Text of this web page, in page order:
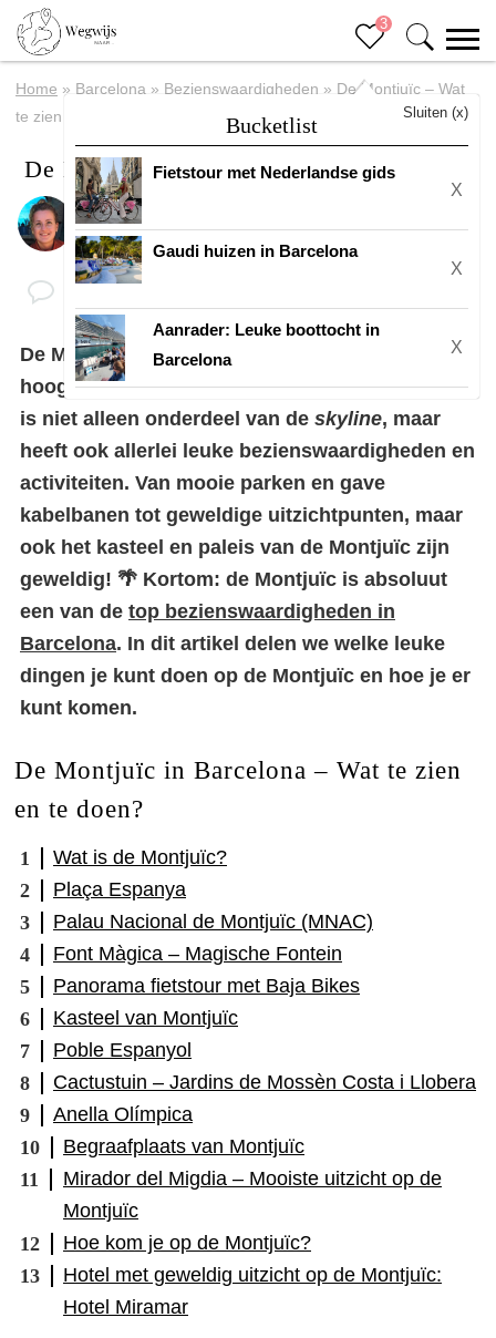
3
Bucketlist
Sluiten (x)
Fietstour met Nederlandse gids
X
Gaudi huizen in Barcelona
X
Aanrader: Leuke boottocht in
Barcelona
X
Home » Barcelona » Bezienswaardigheden » De Montjuïc – Wat
te zien en te doen?
De Montjuïc – Wat te zien en te doen?
DoorSuuz
De Motjuïc is letterlijk én figuurlijk een van de
hoogtepuntenin Barcelona🤩 Deze hoge berg
is niet alleen onderdeel van de skyline, maar
heeft ook allerlei leuke bezienswaardigheden en
activiteiten. Van mooie parken en gave
kabelbanen tot geweldige uitzichtpunten, maar
ook het kasteel en paleis van de Montjuïc zijn
geweldig! 🌴 Kortom: de Montjuïc is absoluut
een van de top bezienswaardigheden in
Barcelona. In dit artikel delen we welke leuke
dingen je kunt doen op de Montjuïc en hoe je er
kunt komen.
De Montjuïc in Barcelona – Wat te zien
en te doen?
Wat is de Montjuïc?
Plaça Espanya
Palau Nacional de Montjuïc (MNAC)
Font Màgica – Magische Fontein
Panorama fietstour met Baja Bikes
Kasteel van Montjuïc
Poble Espanyol
Cactustuin – Jardins de Mossèn Costa i Llobera
Anella Olímpica
Begraafplaats van Montjuïc
Mirador del Migdia – Mooiste uitzicht op de
Montjuïc
Hoe kom je op de Montjuïc?
Hotel met geweldig uitzicht op de Montjuïc:
Hotel Miramar